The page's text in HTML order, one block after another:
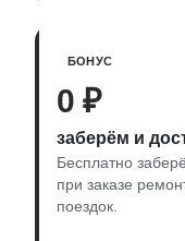
БОНУС
0 ₽
заберём и
Бесплатно
при заказе
поездок.